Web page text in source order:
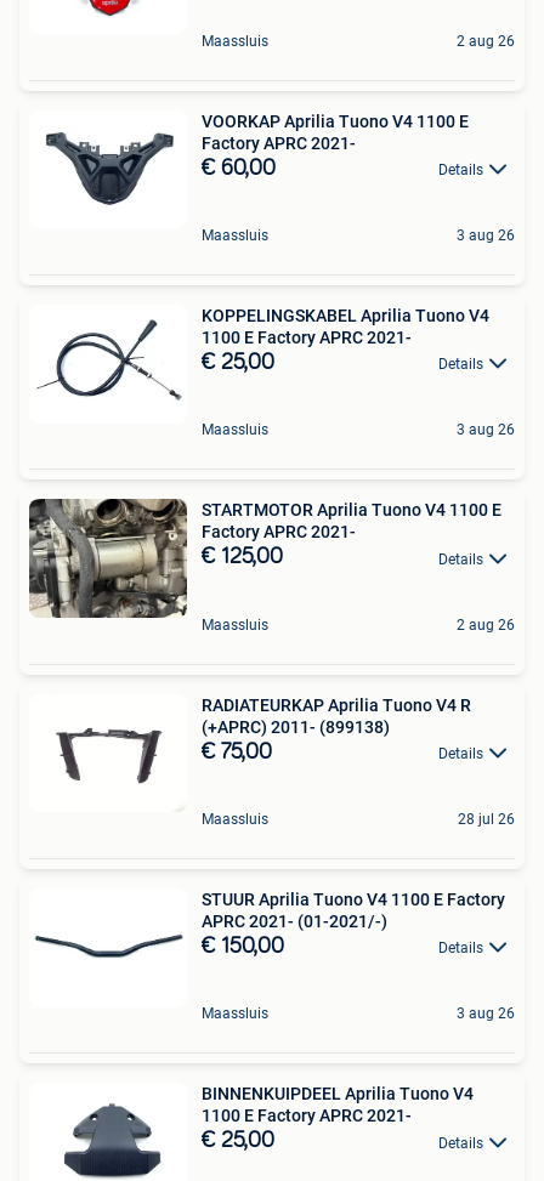
Maassluis 2 aug 26
VOORKAP Aprilia Tuono V4 1100 E
Factory APRC 2021-
€ 60,00 Details
Maassluis 3 aug 26
KOPPELINGSKABEL Aprilia Tuono V4
1100 E Factory APRC 2021-
€ 25,00 Details
Maassluis 3 aug 26
STARTMOTOR Aprilia Tuono V4 1100 E
Factory APRC 2021-
€ 125,00 Details
Maassluis 2 aug 26
RADIATEURKAP Aprilia Tuono V4 R
(+APRC) 2011- (899138)
€ 75,00 Details
Maassluis 28 jul 26
STUUR Aprilia Tuono V4 1100 E Factory
APRC 2021- (01-2021/-)
€ 150,00 Details
Maassluis 3 aug 26
BINNENKUIPDEEL Aprilia Tuono V4
1100 E Factory APRC 2021-
€ 25,00 Details